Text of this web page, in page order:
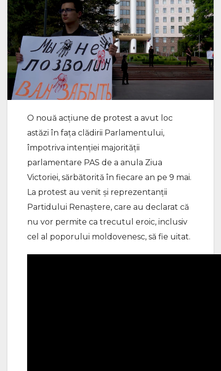
O nouă acțiune de protest a avut loc
astăzi în fața clădirii Parlamentului,
împotriva intenției majorității
parlamentare PAS de a anula Ziua
Victoriei, sărbătorită în fiecare an pe 9 mai.
La protest au venit și reprezentanții
Partidului Renaștere, care au declarat că
nu vor permite ca trecutul eroic, inclusiv
cel al poporului moldovenesc, să fie uitat.